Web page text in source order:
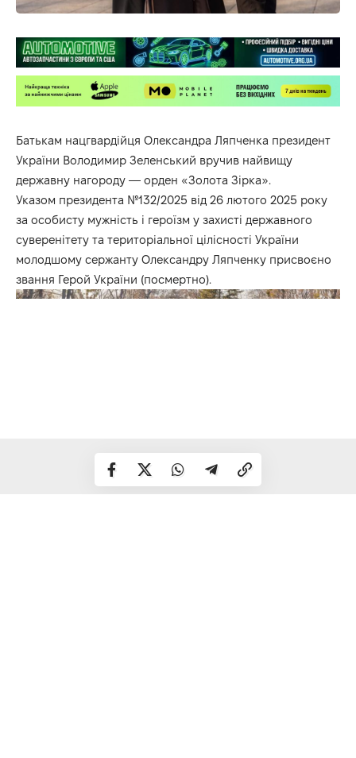
Батькам нацгвардійця Олександра Ляпченка президент
України Володимир Зеленський вручив найвищу
державну нагороду — орден «Золота Зірка».
Указом президента №132/2025 від 26 лютого 2025 року
за особисту мужність і героїзм у захисті державного
суверенітету та територіальної цілісності України
молодшому сержанту Олександру Ляпченку присвоєно
звання Герой України (посмертно).